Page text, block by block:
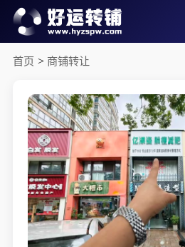
首页 > 商铺转让